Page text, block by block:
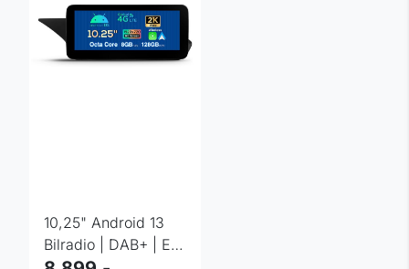
10,25" Android 13
Bilradio | DAB+ | E-